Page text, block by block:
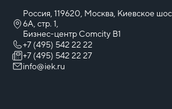
Россия, 119620, Москва, Киевское
6А, стр. 1,
Бизнес-центр Comcity B1
+7 (495) 542 22 22
+7 (495) 542 22 27
info@iek.ru